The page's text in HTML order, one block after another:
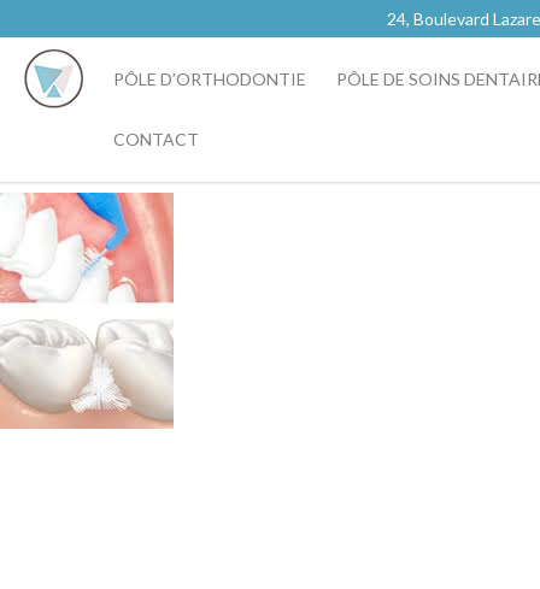
24, Boulevard
PÔLE D’ORTHODONTIE PÔLE DE SOINS
CONTACT